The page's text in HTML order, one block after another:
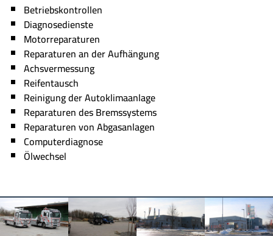
Betriebskontrollen
Diagnosedienste
Motorreparaturen
Reparaturen an der Aufhängung
Achsvermessung
Reifentausch
Reinigung der Autoklimaanlage
Reparaturen des Bremssystems
Reparaturen von Abgasanlagen
Computerdiagnose
Ölwechsel